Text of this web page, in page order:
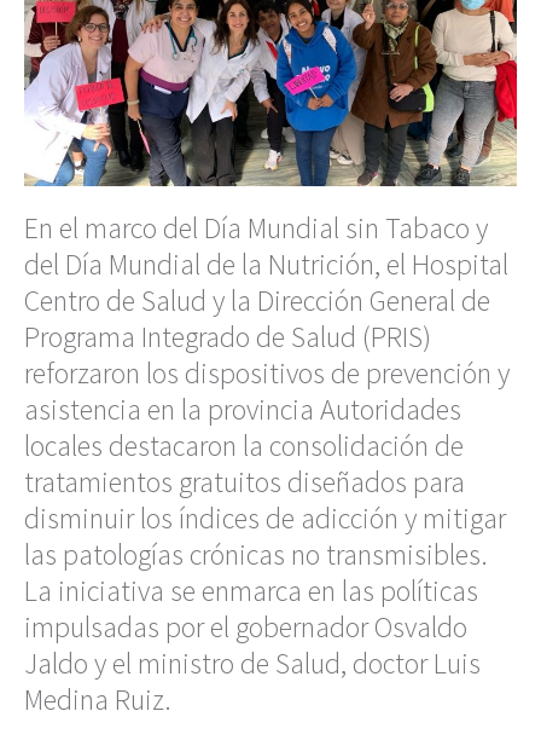
En el marco del Día Mundial sin Tabaco y
del Día Mundial de la Nutrición, el Hospital
Centro de Salud y la Dirección General de
Programa Integrado de Salud (PRIS)
reforzaron los dispositivos de prevención y
asistencia en la provincia Autoridades
locales destacaron la consolidación de
tratamientos gratuitos diseñados para
disminuir los índices de adicción y mitigar
las patologías crónicas no transmisibles.
La iniciativa se enmarca en las políticas
impulsadas por el gobernador Osvaldo
Jaldo y el ministro de Salud, doctor Luis
Medina Ruiz.